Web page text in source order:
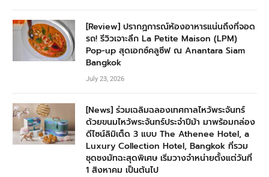
[Review] ปรากฏการณ์ห้องอาหารแน่นถึงที่จอด
รถ! รีวิวเจาะลึก La Petite Maison (LPM)
Pop-up สุดเอกซ์คลูซีฟ ณ Anantara Siam
Bangkok
July 23, 2026
[News] ร่วมเฉลิมฉลองเทศกาลไหว้พระจันทร์
ด้วยขนมไหว้พระจันทร์ประจำปีม้า มาพร้อมกล่อง
ดีไซน์ลิมิเต็ด 3 แบบ The Athenee Hotel, a
Luxury Collection Hotel, Bangkok ที่รวม
ชุดชงมัทฉะสุดพิเศษ เริ่มวางจำหน่ายตั้งแต่วันที่
1 สิงหาคม เป็นต้นไป